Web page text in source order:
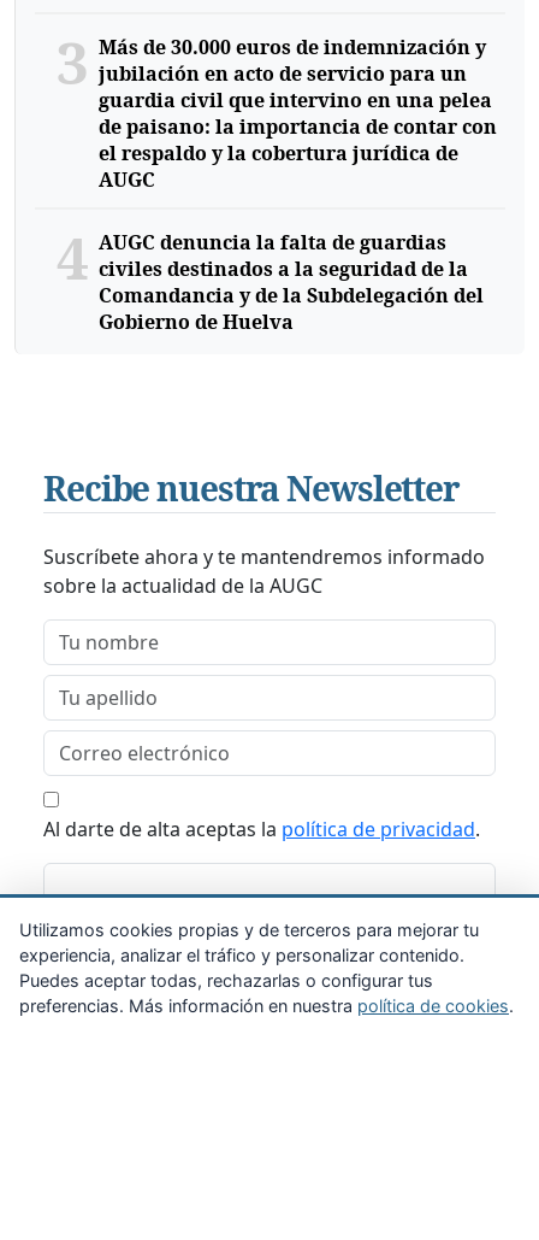
3 Más de 30.000 euros de indemnización y
jubilación en acto de servicio para un
guardia civil que intervino en una pelea
de paisano: la importancia de contar con
el respaldo y la cobertura jurídica de
AUGC
4 AUGC denuncia la falta de guardias
civiles destinados a la seguridad de la
Comandancia y de la Subdelegación del
Gobierno de Huelva
Recibe nuestra Newsletter
Suscríbete ahora y te mantendremos informado
sobre la actualidad de la AUGC
Al darte de alta aceptas la política de privacidad.
Suscribirme
Utilizamos cookies propias y de terceros para mejorar tu
experiencia, analizar el tráfico y personalizar contenido.
Puedes aceptar todas, rechazarlas o configurar tus
preferencias. Más información en nuestra política de cookies.